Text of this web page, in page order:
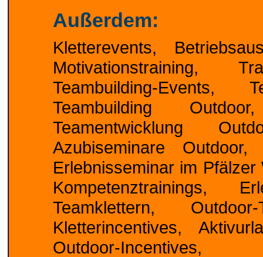
Außerdem:
Kletterevents,
Motivationstraining,
Teambuilding-Events,
Teambuilding
Teamentwicklung
Azubiseminare Outdoor,
Erlebnisseminar im
Kompetenztrainings,
Teamklettern, Outdoor-
Kletterincentives,
Outdoor-